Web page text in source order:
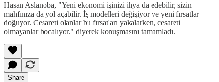
Hasan Aslanoba, "Yeni ekonomi işinizi ihya da edebilir, sizin
mahfınıza da yol açabilir. İş modelleri değişiyor ve yeni fırsatlar
doğuyor. Cesareti olanlar bu fırsatları yakalarken, cesareti
olmayanlar bocalıyor." diyerek konuşmasını tamamladı.
Share